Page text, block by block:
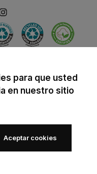
Image PolicyCookies
para que usted
en nuestro sitio
Aceptar cookies